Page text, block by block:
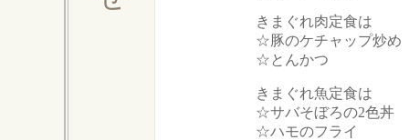
きまぐれ肉定食は
☆豚のケチャップ炒め
☆とんかつ
きまぐれ魚定食は
☆サバそぼろの2色丼
☆ハモのフライ